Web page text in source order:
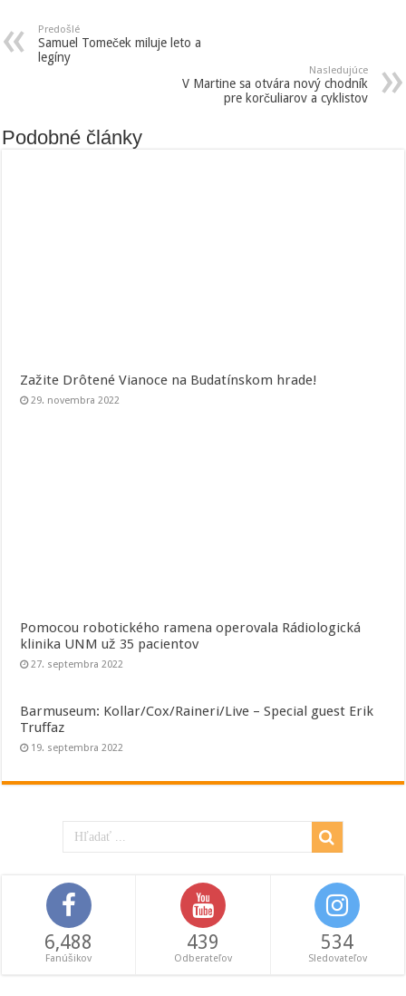
Predošlé
Samuel Tomeček miluje leto a
legíny
Nasledujúce
V Martine sa otvára nový chodník
pre korčuliarov a cyklistov
Podobné články
Zažite Drôtené Vianoce na Budatínskom hrade!
29. novembra 2022
Pomocou robotického ramena operovala Rádiologická
klinika UNM už 35 pacientov
27. septembra 2022
Barmuseum: Kollar/Cox/Raineri/Live – Special guest Erik
Truffaz
19. septembra 2022
6,488
Fanúšikov
439
Odberateľov
534
Sledovateľov